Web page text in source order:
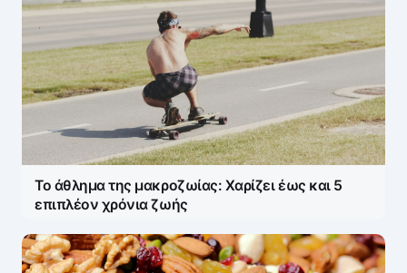
Το άθλημα της μακροζωίας: Χαρίζει έως και 5
επιπλέον χρόνια ζωής